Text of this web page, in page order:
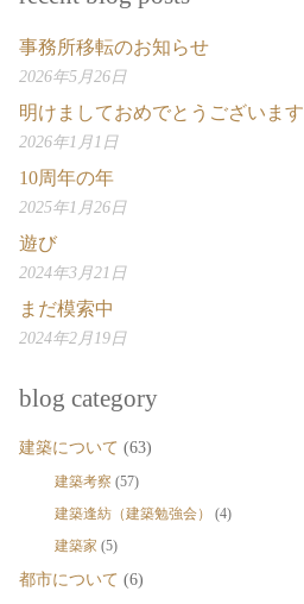
事務所移転のお知らせ
2026年5月26日
明けましておめでとうございます
2026年1月1日
10周年の年
2025年1月26日
遊び
2024年3月21日
まだ模索中
2024年2月19日
blog category
建築について (63)
建築考察 (57)
建築逢紡（建築勉強会） (4)
建築家 (5)
都市について (6)